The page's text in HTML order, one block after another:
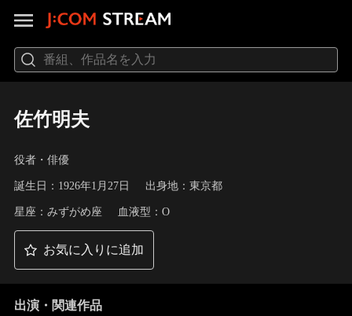
佐竹明夫
役者・俳優
誕生日：1926年1月27日 出身地：東京都
星座：みずがめ座 血液型：O
お気に入りに追加
出演・関連作品